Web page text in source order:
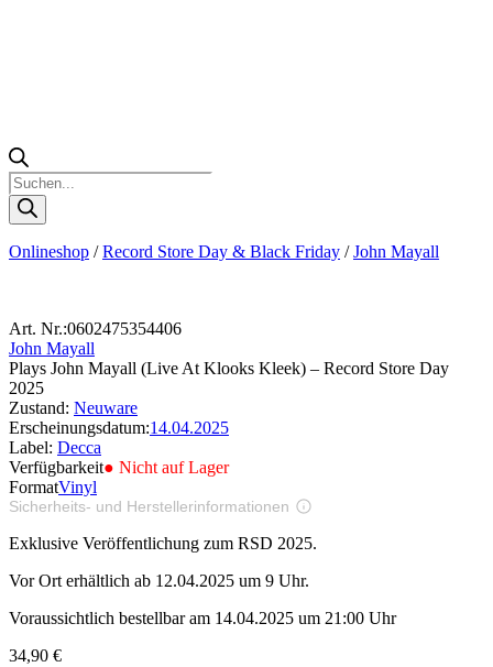
Products
search
Onlineshop /Record Store Day & Black Friday /John Mayall
Art. Nr.:0602475354406
John Mayall
Plays John Mayall (Live At Klooks Kleek) – Record Store Day
2025
Zustand: Neuware
Erscheinungsdatum:14.04.2025
Label: Decca
Verfügbarkeit● Nicht auf Lager
FormatVinyl
Sicherheits- und Herstellerinformationen
Exklusive Veröffentlichung zum RSD 2025.
Vor Ort erhältlich ab 12.04.2025 um 9 Uhr.
Voraussichtlich bestellbar am 14.04.2025 um 21:00 Uhr
34,90 €